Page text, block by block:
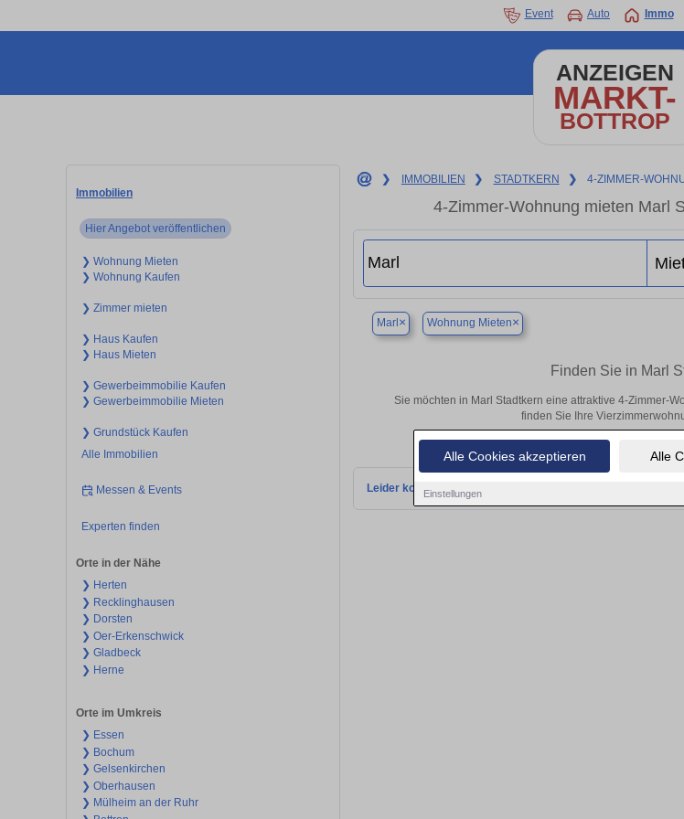
Alle Cookies akzeptieren Alle
Einstellungen
Event Auto Immo
ANZEIGEN
MARKT-
BOTTROP
Immobilien
Hier Angebot veröffentlichen
❯ Wohnung Mieten
❯ Wohnung Kaufen
❯ Zimmer mieten
❯ Haus Kaufen
❯ Haus Mieten
❯ Gewerbeimmobilie Kaufen
❯ Gewerbeimmobilie Mieten
❯ Grundstück Kaufen
Alle Immobilien
Messen & Events
Experten finden
Orte in der Nähe
❯ Herten
❯ Recklinghausen
❯ Dorsten
❯ Oer-Erkenschwick
❯ Gladbeck
❯ Herne
Orte im Umkreis
❯ Essen
❯ Bochum
❯ Gelsenkirchen
❯ Oberhausen
❯ Mülheim an der Ruhr
❯ IMMOBILIEN ❯ STADTKERN ❯ 4-ZIMMER-
4-Zimmer-Wohnung mieten Marl
Marl × Wohnung Mieten×
Finden Sie in Marl
Sie möchten in Marl Stadtkern eine attraktive 4-Zimmer-
finden Sie Ihre
Leider konnten wir derzeit keine passenden Objekte finden.